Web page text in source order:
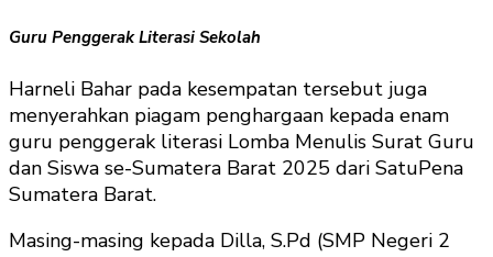
Guru Penggerak Literasi Sekolah
Harneli Bahar pada kesempatan tersebut juga
menyerahkan piagam penghargaan kepada enam
guru penggerak literasi Lomba Menulis Surat Guru
dan Siswa se-Sumatera Barat 2025 dari SatuPena
Sumatera Barat.
Masing-masing kepada Dilla, S.Pd (SMP Negeri 2